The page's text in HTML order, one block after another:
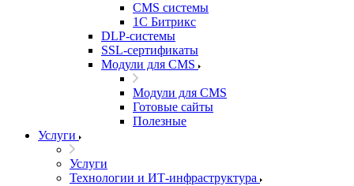
CMS системы
1С Битрикс
DLP‑системы
SSL-сертификаты
Модули для CMS
Модули для CMS
Готовые сайты
Полезные
Услуги
Услуги
Технологии и ИТ-инфраструктура